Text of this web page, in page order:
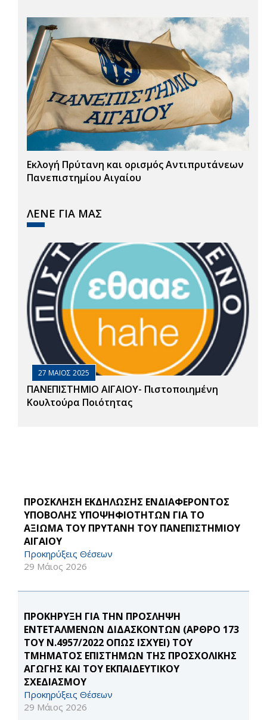
Εκλογή Πρύτανη και ορισμός Αντιπρυτάνεων
Πανεπιστημίου Αιγαίου
ΛΕΝΕ ΓΙΑ ΜΑΣ
27 ΜΑΙΟΣ 2025
ΠΑΝΕΠΙΣΤΗΜΙΟ ΑΙΓΑΙΟΥ- Πιστοποιημένη
Κουλτούρα Ποιότητας
ΠΡΟΣΚΛΗΣΗ ΕΚΔΗΛΩΣΗΣ ΕΝΔΙΑΦΕΡΟΝΤΟΣ
ΥΠΟΒΟΛΗΣ ΥΠΟΨΗΦΙΟΤΗΤΩΝ ΓΙΑ ΤΟ
ΑΞΙΩΜΑ ΤΟΥ ΠΡΥΤΑΝΗ ΤΟΥ ΠΑΝΕΠΙΣΤΗΜΙΟΥ
ΑΙΓΑΙΟΥ
Προκηρύξεις Θέσεων
29 Μάιος 2026
ΠΡΟΚΗΡΥΞΗ ΓΙΑ ΤΗΝ ΠΡΟΣΛΗΨΗ
ΕΝΤΕΤΑΛΜΕΝΩΝ ΔΙΔΑΣΚΟΝΤΩΝ (ΑΡΘΡΟ 173
ΤΟΥ Ν.4957/2022 ΟΠΩΣ ΙΣΧΥΕΙ) ΤΟΥ
ΤΜΗΜΑΤΟΣ ΕΠΙΣΤΗΜΩΝ ΤΗΣ ΠΡΟΣΧΟΛΙΚΗΣ
ΑΓΩΓΗΣ ΚΑΙ ΤΟΥ ΕΚΠΑΙΔΕΥΤΙΚΟΥ
ΣΧΕΔΙΑΣΜΟΥ
Προκηρύξεις Θέσεων
29 Μάιος 2026